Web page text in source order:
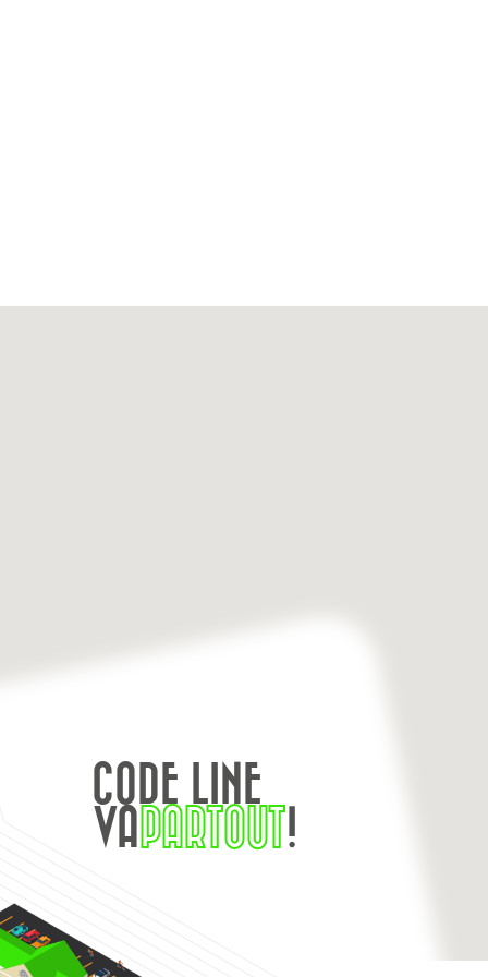
CODE LINE
VAPARTOUT!